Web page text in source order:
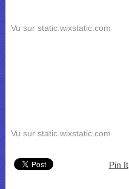
Vu sur static.wixstatic.com
Vu sur static.wixstatic.com
Pin It